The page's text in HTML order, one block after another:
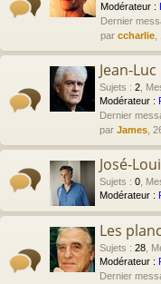
Modérateur :
Dernier
par ccharlie
Jean-Luc
Sujets : 2
Modérateur :
Dernier
par James ,
José-
Sujets : 0
Modérateur :
Les
Sujets : 28
Modérateur :
Dernier